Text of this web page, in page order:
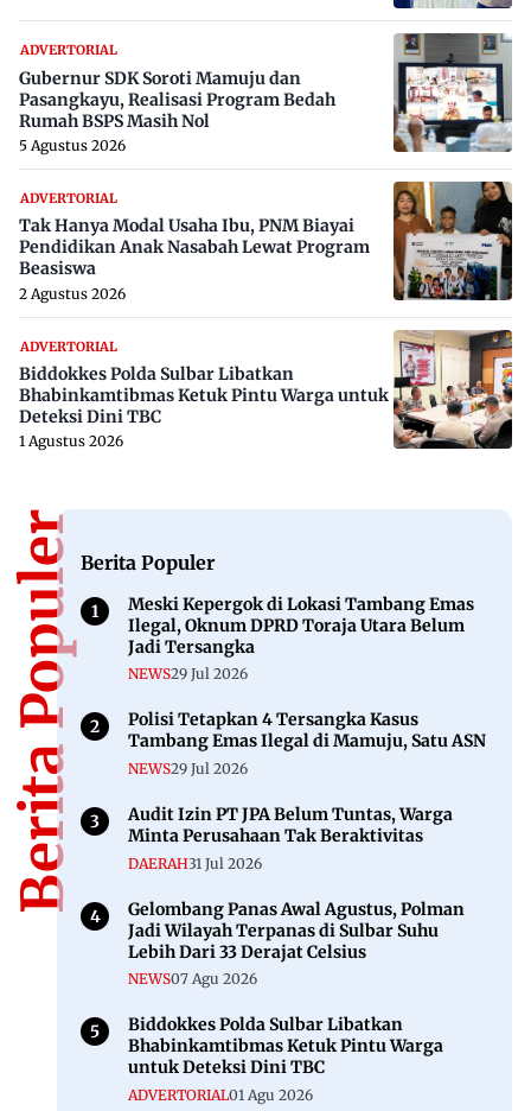
ADVERTORIAL
Gubernur SDK Soroti Mamuju dan
Pasangkayu, Realisasi Program Bedah
Rumah BSPS Masih Nol
5 Agustus 2026
ADVERTORIAL
Tak Hanya Modal Usaha Ibu, PNM Biayai
Pendidikan Anak Nasabah Lewat Program
Beasiswa
2 Agustus 2026
ADVERTORIAL
Biddokkes Polda Sulbar Libatkan
Bhabinkamtibmas Ketuk Pintu Warga untuk
Deteksi Dini TBC
1 Agustus 2026
Berita PopulerBerita Populer
Meski Kepergok di Lokasi Tambang Emas
Ilegal, Oknum DPRD Toraja Utara Belum
Jadi Tersangka
NEWS29 Jul 2026
Polisi Tetapkan 4 Tersangka Kasus
Tambang Emas Ilegal di Mamuju, Satu ASN
NEWS29 Jul 2026
Audit Izin PT JPA Belum Tuntas, Warga
Minta Perusahaan Tak Beraktivitas
DAERAH31 Jul 2026
Gelombang Panas Awal Agustus, Polman
Jadi Wilayah Terpanas di Sulbar Suhu
Lebih Dari 33 Derajat Celsius
NEWS07 Agu 2026
Biddokkes Polda Sulbar Libatkan
Bhabinkamtibmas Ketuk Pintu Warga
untuk Deteksi Dini TBC
ADVERTORIAL01 Agu 2026